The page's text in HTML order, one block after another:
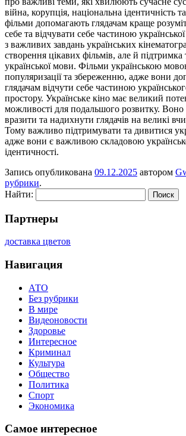
війна, корупція, національна ідентичність
фільми допомагають глядачам краще
себе та відчувати себе частиною
з важливих завдань українських
створення цікавих фільмів, але й підтримка
української мови. Фільми українською
популяризації та збереженню, адже вони
глядачам відчути себе частиною
простору. Українське кіно має великий
можливості для подальшого розвитку. Воно
вразити та надихнути глядачів на великі
Тому важливо підтримувати та дивитися
адже вони є важливою складовою
ідентичності.
Запись опубликована 09.12.2025 автором
рубрики.
Найти:
Партнеры
доставка цветов
Навигация
АТО
Без рубрики
В мире
Видеоновости
Здоровье
Интересное
Криминал
Культура
Общество
Политика
Спорт
Экономика
Самое интересное